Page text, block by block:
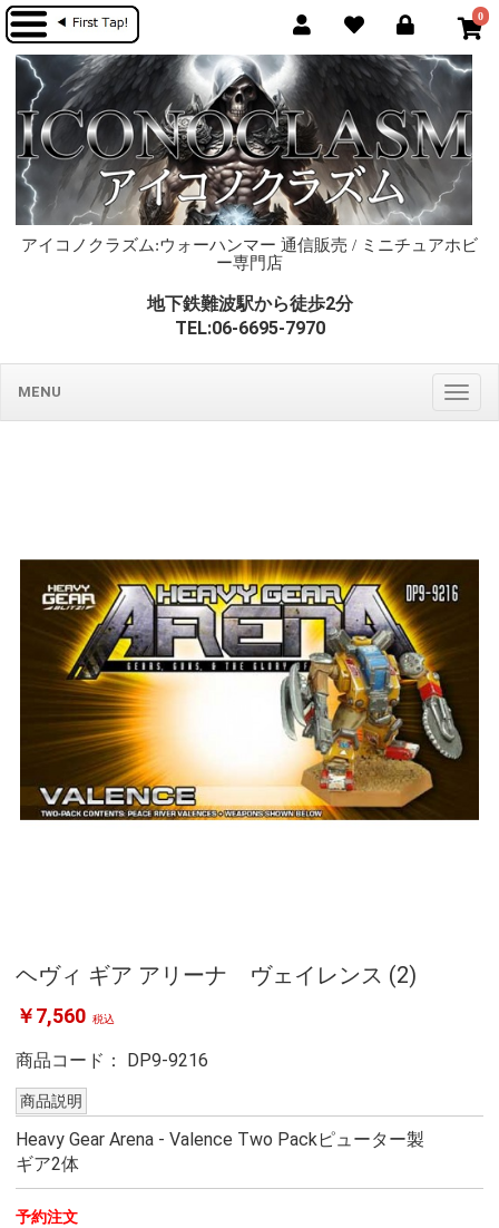
0
アイコノクラズム:ウォーハンマー 通信販売 / ミニチュアホビ
ー専門店
地下鉄難波駅から徒歩2分
TEL:06-6695-7970
MENU
ヘヴィ ギア アリーナ ヴェイレンス (2)
￥7,560 税込
商品コード： DP9-9216
商品説明
Heavy Gear Arena - Valence Two Packピューター製
ギア2体
予約注文